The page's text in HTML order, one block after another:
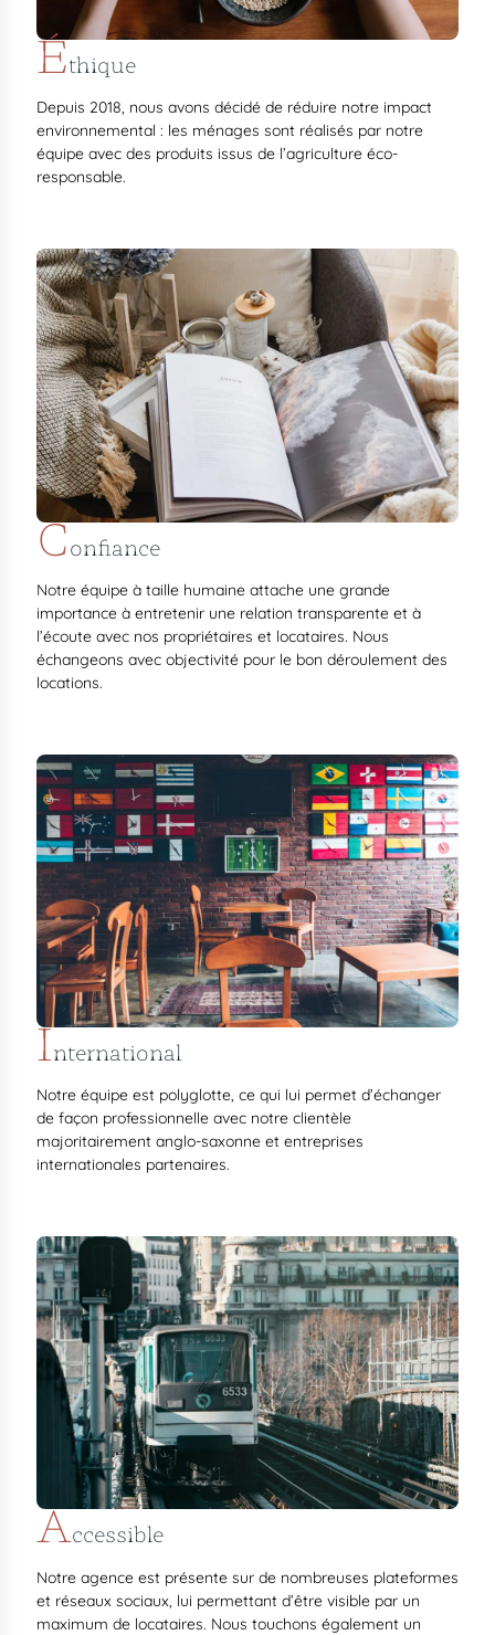
Éthique
Depuis 2018, nous avons décidé de réduire notre impact
environnemental : les ménages sont réalisés par notre
équipe avec des produits issus de l’agriculture éco-
responsable.
Confiance
Notre équipe à taille humaine attache une grande
importance à entretenir une relation transparente et à
l’écoute avec nos propriétaires et locataires. Nous
échangeons avec objectivité pour le bon déroulement des
locations.
International
Notre équipe est polyglotte, ce qui lui permet d’échanger
de façon professionnelle avec notre clientèle
majoritairement anglo-saxonne et entreprises
internationales partenaires.
Accessible
Notre agence est présente sur de nombreuses plateformes
et réseaux sociaux, lui permettant d’être visible par un
maximum de locataires. Nous touchons également un